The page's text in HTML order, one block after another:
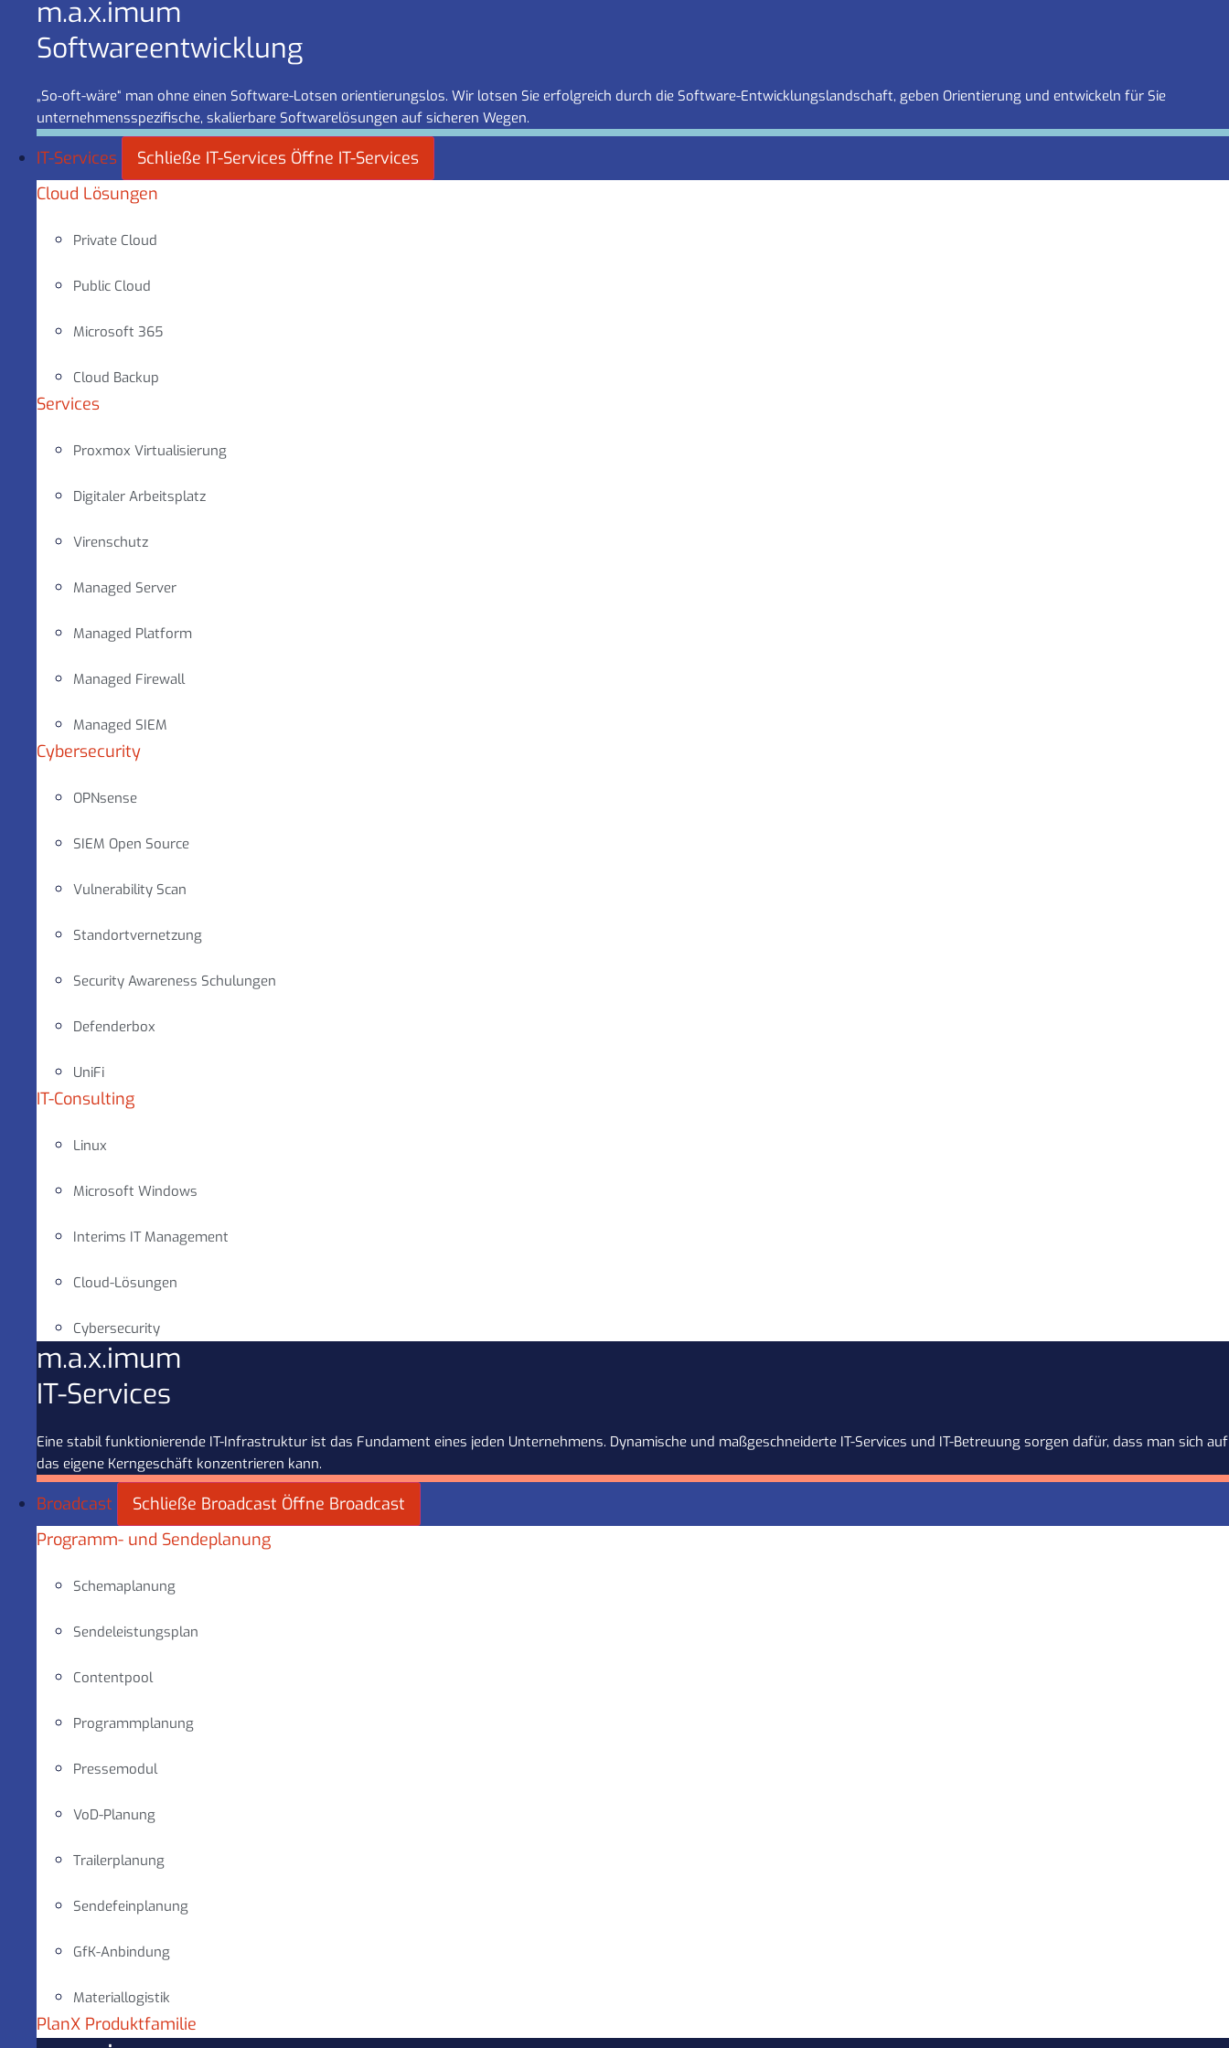
m.a.x.imum
Software­entwicklung
„So-oft-wäre“ man ohne einen Software-Lotsen orientierungslos. Wir lotsen Sie erfolgreich durch die Software-Entwicklungslandschaft, geben Orientierung und entwickeln für Sie
unternehmensspezifische, skalierbare Softwarelösungen auf sicheren Wegen.
IT-Services Schließe IT-Services Öffne IT-Services
Cloud Lösungen
Private Cloud
Public Cloud
Microsoft 365
Cloud Backup
Services
Proxmox Virtualisierung
Digitaler Arbeitsplatz
Virenschutz
Managed Server
Managed Platform
Managed Firewall
Managed SIEM
Cybersecurity
OPNsense
SIEM Open Source
Vulnerability Scan
Standortvernetzung
Security Awareness Schulungen
Defenderbox
UniFi
IT-Consulting
Linux
Microsoft Windows
Interims IT Management
Cloud-Lösungen
Cybersecurity
m.a.x.imum
IT-Services
Eine stabil funktionierende IT-Infrastruktur ist das Fundament eines jeden Unternehmens. Dynamische und maßgeschneiderte IT-Services und IT-Betreuung sorgen dafür, dass man sich auf
das eigene Kerngeschäft konzentrieren kann.
Broadcast Schließe Broadcast Öffne Broadcast
Programm- und Sendeplanung
Schemaplanung
Sendeleistungsplan
Contentpool
Programmplanung
Pressemodul
VoD-Planung
Trailerplanung
Sendefeinplanung
GfK-Anbindung
Materiallogistik
PlanX Produktfamilie